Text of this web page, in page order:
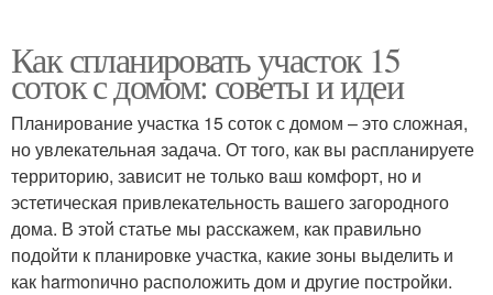
Как спланировать участок 15
соток с домом: советы и идеи
Планирование участка 15 соток с домом – это сложная,
но увлекательная задача. От того, как вы распланируете
территорию, зависит не только ваш комфорт, но и
эстетическая привлекательность вашего загородного
дома. В этой статье мы расскажем, как правильно
подойти к планировке участка, какие зоны выделить и
как harmonично расположить дом и другие постройки.